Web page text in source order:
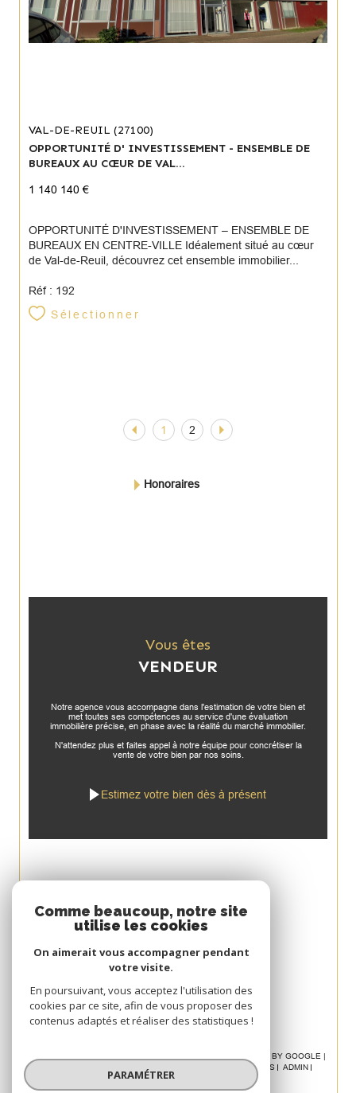
VAL-DE-REUIL (27100)
OPPORTUNITÉ D' INVESTISSEMENT - ENSEMBLE DE
BUREAUX AU CŒUR DE VAL...
1 140 140 €
OPPORTUNITÉ D'INVESTISSEMENT – ENSEMBLE DE
BUREAUX EN CENTRE-VILLE Idéalement situé au cœur
de Val-de-Reuil, découvrez cet ensemble immobilier...
Réf : 192
Sélectionner
1 2
Honoraires
Vous êtes
VENDEUR
Notre agence vous accompagne dans l'estimation de votre bien et
met toutes ses compétences au service d'une évaluation
immobilière précise, en phase avec la réalité du marché immobilier.
N'attendez plus et faites appel à notre équipe pour concrétiser la
vente de votre bien par nos soins.
Estimez votre bien dès à présent
Espace
PROPRIÉTAIRE
Se connecter
Avis
CLIENT
© 2026 | TOUS DROITS RÉSERVÉS | TRADUCTION POWERED BY GOOGLE |
MENTIONS LÉGALES
ADMIN
POLITIQUE RGPD
Comme beaucoup, notre site
utilise les cookies
On aimerait vous accompagner pendant
votre visite.
En poursuivant, vous acceptez l'utilisation des
cookies par ce site, afin de vous proposer des
contenus adaptés et réaliser des statistiques !
PARAMÉTRER